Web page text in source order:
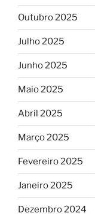
Outubro 2025
Julho 2025
Junho 2025
Maio 2025
Abril 2025
Março 2025
Fevereiro 2025
Janeiro 2025
Dezembro 2024